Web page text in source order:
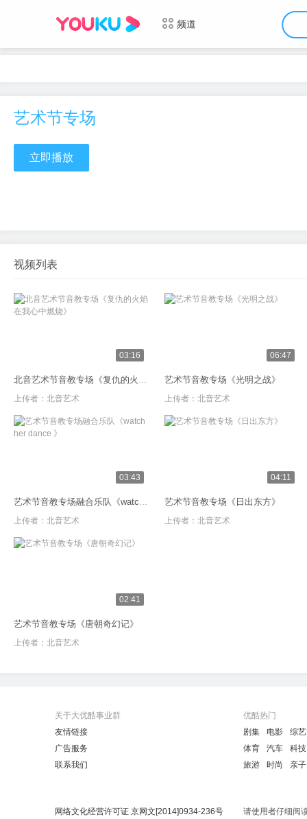
频道
艺术节专场
立即播放
视频列表
03:16
北音艺术节音教专场《复仇的火焰在我心中燃烧》
上传者： 北音艺术
06:47
艺术节音教专场《光明之战》
上传者： 北音艺术
03:43
艺术节音教专场融合乐队《watch her dance 》
上传者： 北音艺术
04:11
艺术节音教专场《日出东方》
上传者： 北音艺术
02:41
艺术节音教专场《唐朝奇幻记》
上传者： 北音艺术
关于大优酷事业群
友情链接
广告服务
联系我们
优酷热门
剧集
电影
综艺
体育
汽车
科技
旅游
时尚 亲子
网络文化经营许可证 京网文[2014]0934-236号
请使用者仔细阅